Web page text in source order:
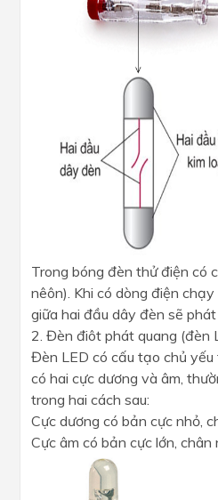
Trong bóng đèn thử điện có
nêôn). Khi có dòng điện
giữa hai đầu dây đèn sẽ phát
2. Đèn điôt phát quang (đèn
Đèn LED có cấu tạo chủ
có hai cực dương và âm,
trong hai cách sau:
Cực dương có bản cực nhỏ,
Cực âm có bản cực lớn, chân